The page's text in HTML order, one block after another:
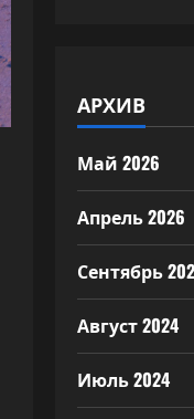
АРХИВ
Май 2026
Апрель 2026
Сентябрь
Август 2024
Июль 2024